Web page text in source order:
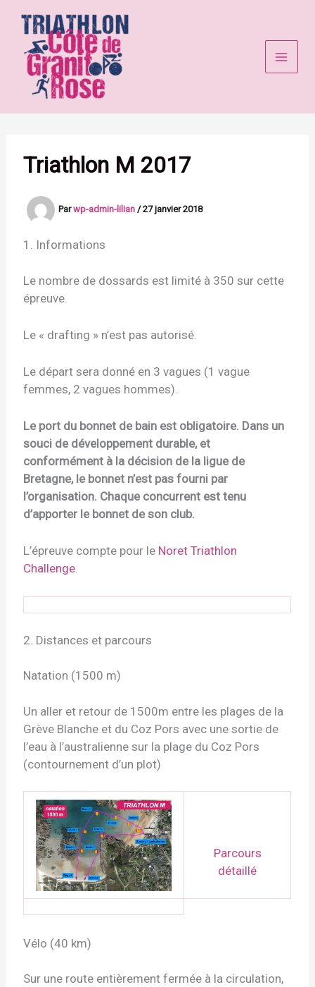
contenu
Triathlon M 2017
Parwp-admin-lilian/27 janvier 2018
1. Informations
Le nombre de dossards est limité à 350 sur cette
épreuve.
Le « drafting » n’est pas autorisé.
Le départ sera donné en 3 vagues (1 vague
femmes, 2 vagues hommes).
Le port du bonnet de bain est obligatoire. Dans un
souci de développement durable, et
conformément à la décision de la ligue de
Bretagne, le bonnet n’est pas fourni par
l’organisation. Chaque concurrent est tenu
d’apporter le bonnet de son club.
L’épreuve compte pour le Noret Triathlon
Challenge.
2. Distances et parcours
Natation (1500 m)
Un aller et retour de 1500m entre les plages de la
Grève Blanche et du Coz Pors avec une sortie de
l’eau à l’australienne sur la plage du Coz Pors
(contournement d’un plot)
Parcours
détaillé
Vélo (40 km)
Sur une route entièrement fermée à la circulation,